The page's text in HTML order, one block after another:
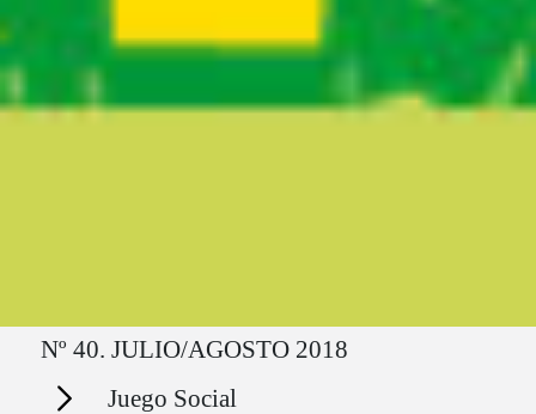
Ruta del sitio
Nº 40. JULIO/AGOSTO 2018
Secciones Juego Social